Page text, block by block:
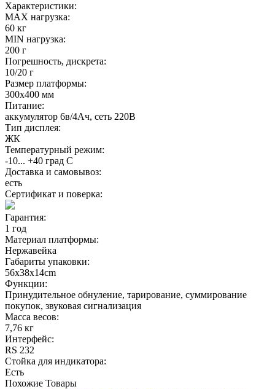
Характеристики:
MAX нагрузка:
60 кг
MIN нагрузка:
200 г
Погрешность, дискрета:
10/20 г
Размер платформы:
300х400 мм
Питание:
аккумулятор 6в/4Ач, сеть 220В
Тип дисплея:
ЖК
Температурный режим:
-10... +40 град С
Доставка и самовывоз:
есть
Сертификат и поверка:
Гарантия:
1 год
Материал платформы:
Нержавейка
Габариты упаковки:
56х38х14cm
Функции:
Принудительное обнуление, тарирование, суммирование
покупок, звуковая сигнализация
Масса весов:
7,76 кг
Интерфейс:
RS 232
Стойка для индикатора:
Есть
Похожие Товары